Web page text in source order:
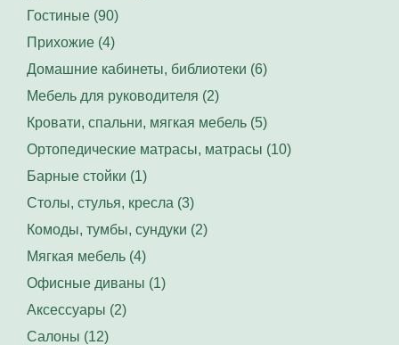
Гостиные (90)
Прихожие (4)
Домашние кабинеты, библиотеки (6)
Мебель для руководителя (2)
Кровати, спальни, мягкая мебель (5)
Ортопедические матрасы, матрасы (10)
Барные стойки (1)
Столы, стулья, кресла (3)
Комоды, тумбы, сундуки (2)
Мягкая мебель (4)
Офисные диваны (1)
Аксессуары (2)
Салоны (12)